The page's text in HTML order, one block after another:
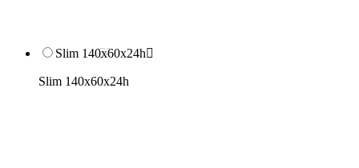
Slim 140x60x24h
Slim 140x60x24h